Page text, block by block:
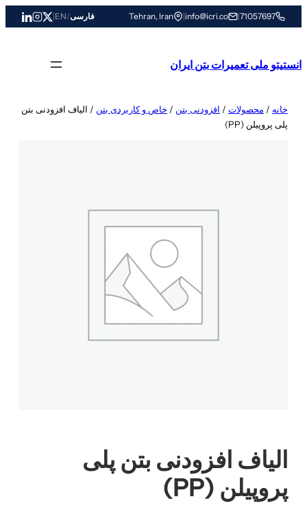
به
71057697
|
info@icri.co
|
Tehran, Iran فارسی/
EN
|
انستیتو ملی تعمیرات بتن ایران
خانه / محصولات / افزودنی بتن / خاص و کاربردی بتن / الیاف افزودنی بتن
پلی پروپیلن (PP)
الیاف افزودنی بتن پلی
پروپیلن (PP)